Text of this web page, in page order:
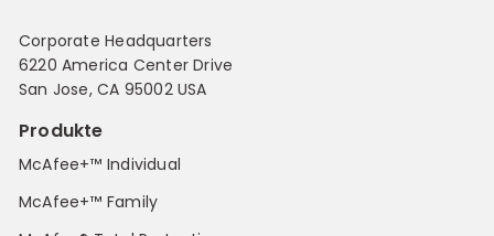
Corporate Headquarters
6220 America Center Drive
San Jose, CA 95002 USA
Produkte
McAfee+™ Individual
McAfee+™ Family